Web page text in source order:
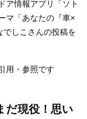
ア情報アプリ「ソト
マ「あなたの『車×
しこさんの投稿を
用・参照です
だ現役！思い